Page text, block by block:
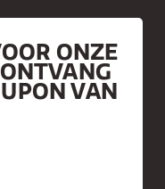
ONZE
VAN